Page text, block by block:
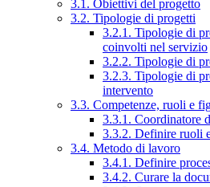
3.1. Obiettivi del progetto
3.2. Tipologie di progetti
3.2.1. Tipologie di
coinvolti nel servizio
3.2.2. Tipologie di
3.2.3. Tipologie di
intervento
3.3. Competenze, ruoli e
3.3.1. Coordinatore
3.3.2. Definire ruoli
3.4. Metodo di lavoro
3.4.1. Definire
3.4.2. Curare la